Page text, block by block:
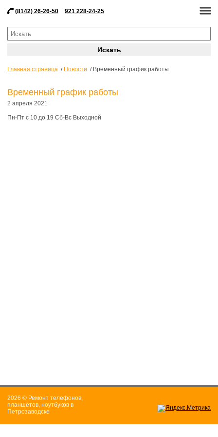
(8142) 26-26-50 921 228-24-25
Главная страница Новости Временный график работы
Временный график работы
2 апреля 2021
Пн-Пт с 10 до 19 Сб-Вс Выходной
2026 © Ремонт телефонов,
планшетов, ноутбуков в
Петрозаводске